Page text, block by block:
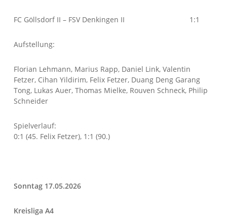
FC Göllsdorf II – FSV Denkingen II 1:1
Aufstellung:
Florian Lehmann, Marius Rapp, Daniel Link, Valentin
Fetzer, Cihan Yildirim, Felix Fetzer, Duang Deng Garang
Tong, Lukas Auer, Thomas Mielke, Rouven Schneck, Philip
Schneider
Spielverlauf:
0:1 (45. Felix Fetzer), 1:1 (90.)
Sonntag 17.05.2026
Kreisliga A4